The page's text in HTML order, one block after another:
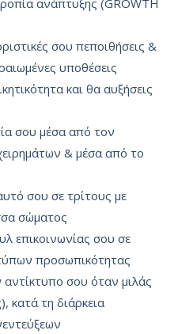
σου πεποιθήσεις &
υποθέσεις
και θα αυξήσεις
σου μέσα από τον
& μέσα από το
σου σε τρίτους με
σώματος
επικοινωνίας σου σε
προσωπικότητας
αντίκτυπο σου όταν μιλάς
κατά τη διάρκεια